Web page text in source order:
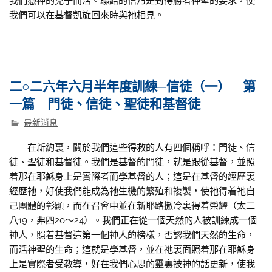
我們可以在基督凱旋回來時與祂相見。
二○二六年六月半年度訓練─信徒（一） 第
一篇 門徒、信徒、聖徒和基督徒
最新消息
在新約裏，關於我們這些得救的人有四個稱呼：門徒、信
徒、聖徒和基督徒。我們是基督的門徒，就是跟從基督，並照
着那在耶穌身上是實際者而學基督的人；這是在基督的經歷裏
經歷祂，好使我們能成為祂生機的繁殖和複製，使祂得着祂自
己團體的彰顯，而在召會中並在新耶路撒冷裏得着榮耀（太二
八19，弗四20〜24）。我們正在從一個天然的人被訓練成一個
神人，照着基督這第一個神人的榜樣，否認我們天然的生命，
而活神聖的生命；這就是學基督，並在祂裏面照着那在耶穌身
上是實際者受教導，好在我們心思的靈裏被神的話更新，使我